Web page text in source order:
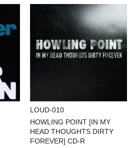
LOUD-010
HOWLING POINT [IN MY
HEAD THOUGHTS DIRTY
FOREVER] CD-R